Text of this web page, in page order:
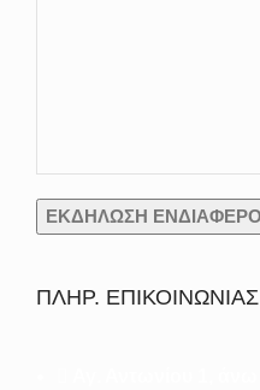
ΠΛΗΡ. ΕΠΙΚΟΙΝΩΝΙΑΣ